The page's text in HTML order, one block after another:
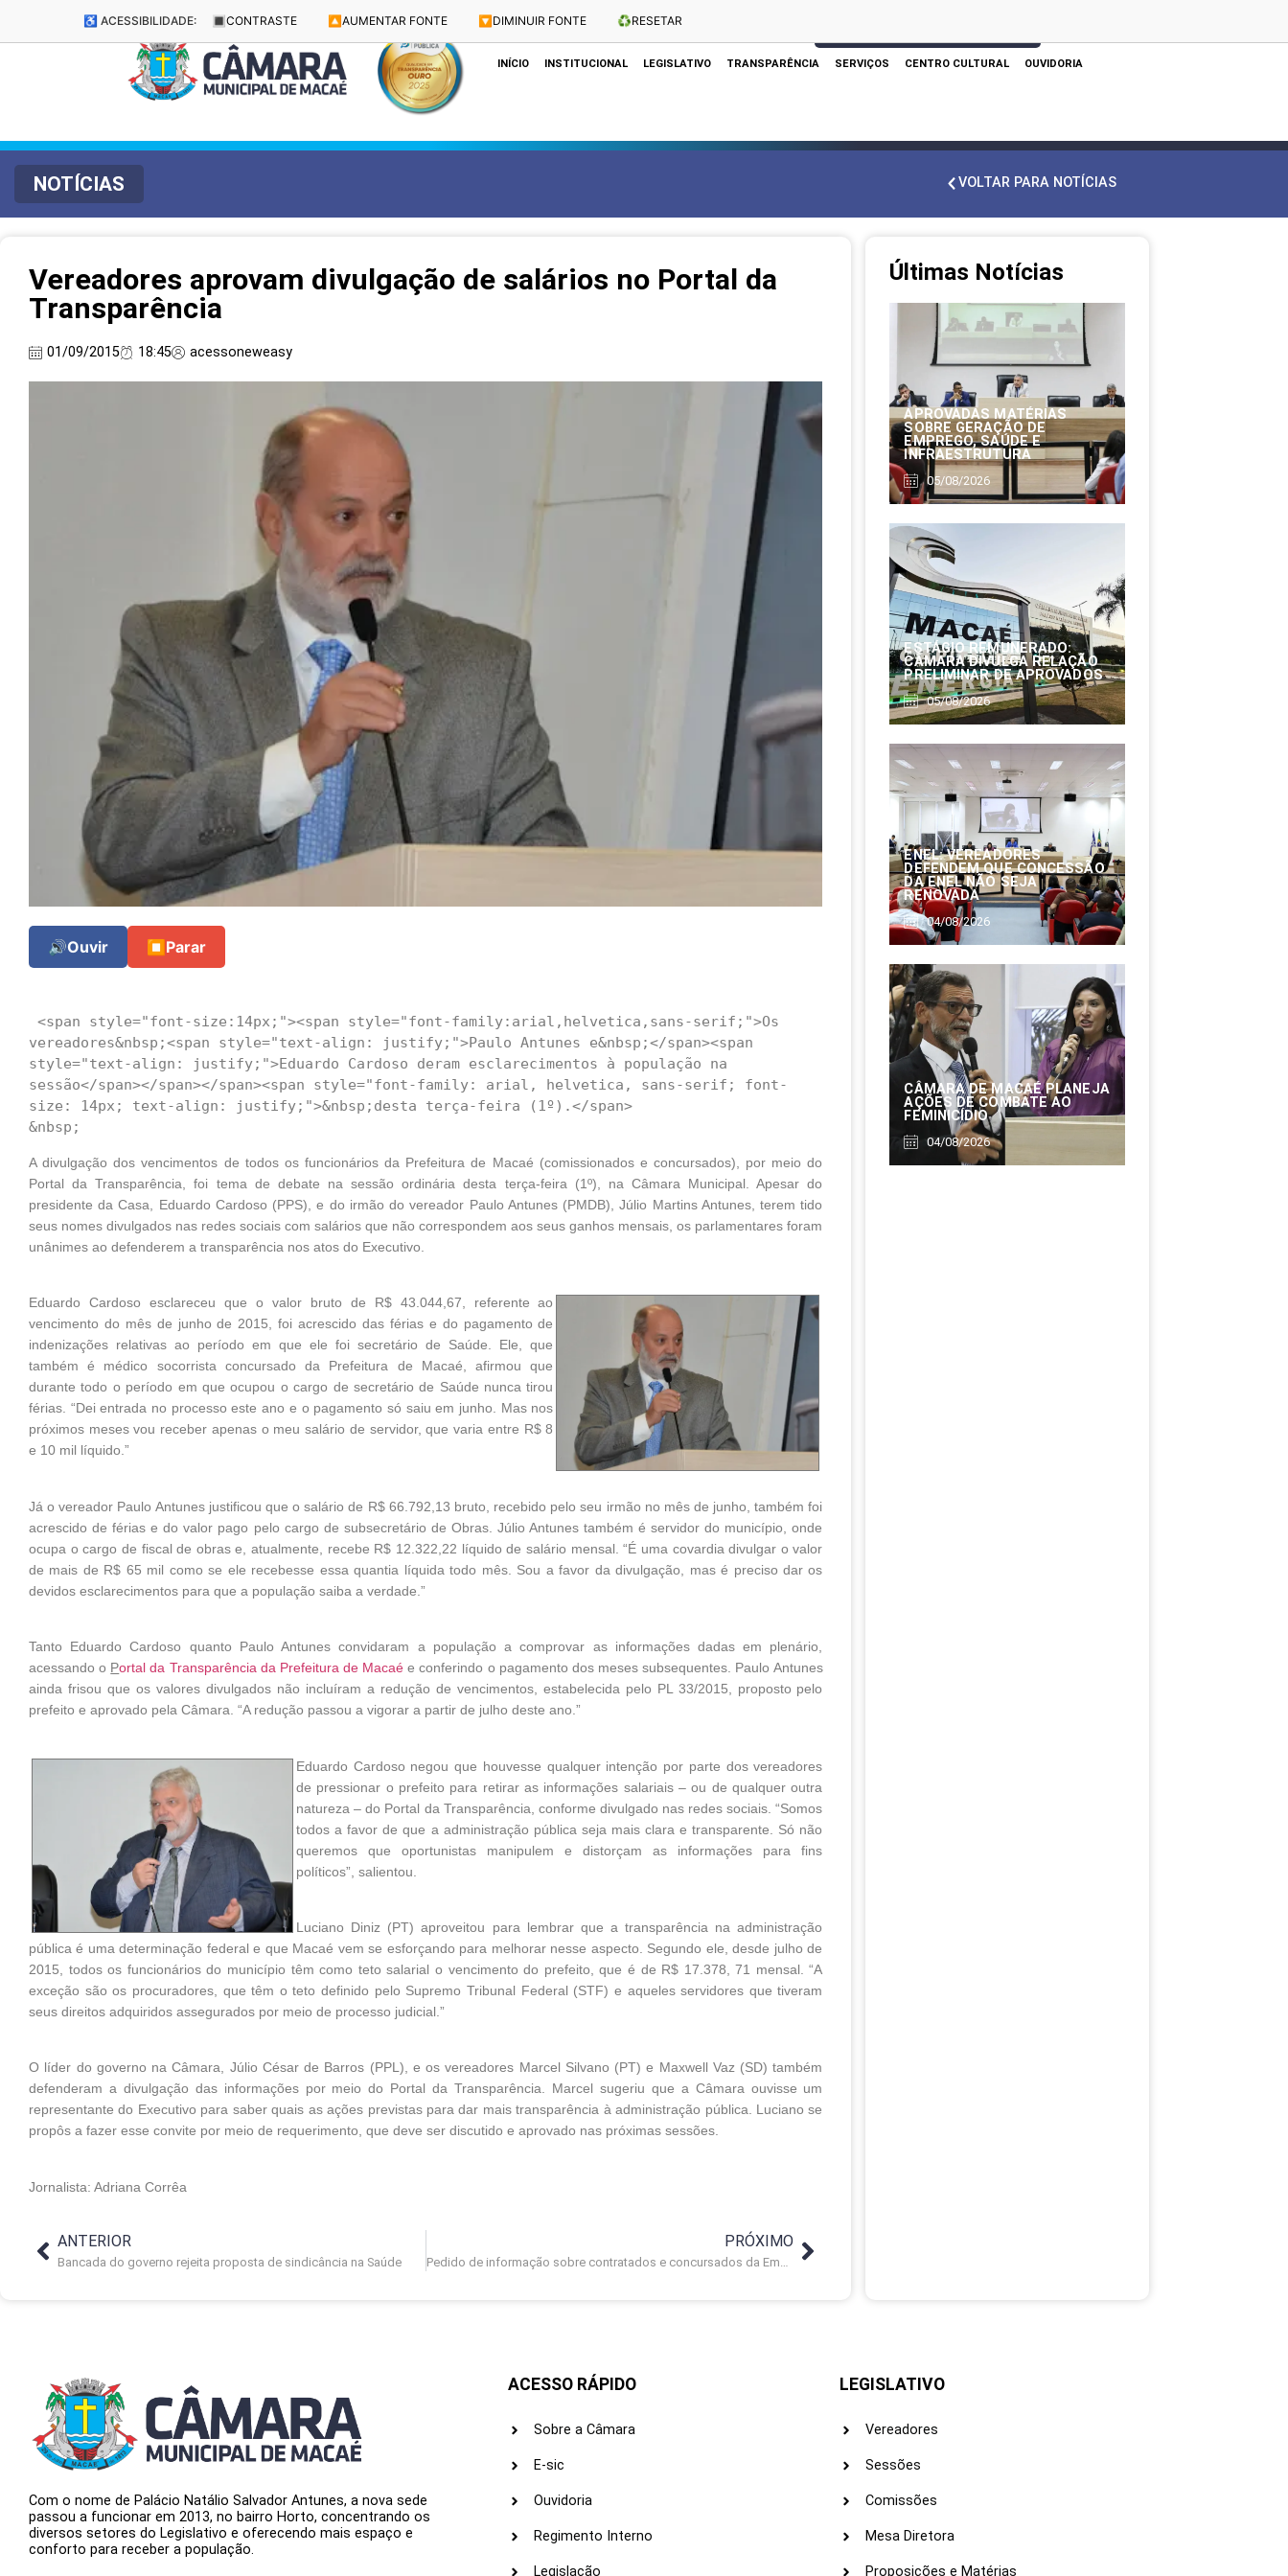
♿ ACESSIBILIDADE: 🔳 CONTRASTE 🔼 AUMENTAR FONTE 🔽 DIMINUIR FONTE ♻️RESETAR
Dias e Horários das Sessões: Terças e Quartas às 10h
INÍCIO INSTITUCIONAL LEGISLATIVO TRANSPARÊNCIA SERVIÇOS CENTRO CULTURAL OUVIDORIA
NOTÍCIAS VOLTAR PARA NOTÍCIAS
Vereadores aprovam divulgação de salários no Portal da
Transparência
01/09/2015 18:45 acessoneweasy
🔊Ouvir ⏹ Parar
vereadores&nbsp;<span style="text-align: justify;">Paulo Antunes e&nbsp;</span><span
style="text-align: justify;">Eduardo Cardoso deram esclarecimentos à população na
sessão</span></span></span><span style="font-family: arial, helvetica, sans-serif; font-
size: 14px; text-align: justify;">&nbsp;desta terça-feira (1º).</span>
A divulgação dos vencimentos de todos os funcionários da Prefeitura de Macaé (comissionados e concursados), por meio do
Portal da Transparência, foi tema de debate na sessão ordinária desta terça-feira (1º), na Câmara Municipal. Apesar do
presidente da Casa, Eduardo Cardoso (PPS), e do irmão do vereador Paulo Antunes (PMDB), Júlio Martins Antunes, terem tido
seus nomes divulgados nas redes sociais com salários que não correspondem aos seus ganhos mensais, os parlamentares foram
unânimes ao defenderem a transparência nos atos do Executivo.
Eduardo Cardoso esclareceu que o valor bruto de R$ 43.044,67, referente ao
vencimento do mês de junho de 2015, foi acrescido das férias e do pagamento de
indenizações relativas ao período em que ele foi secretário de Saúde. Ele, que
também é médico socorrista concursado da Prefeitura de Macaé, afirmou que
durante todo o período em que ocupou o cargo de secretário de Saúde nunca tirou
férias. “Dei entrada no processo este ano e o pagamento só saiu em junho. Mas nos
próximos meses vou receber apenas o meu salário de servidor, que varia entre R$ 8
e 10 mil líquido.”
Já o vereador Paulo Antunes justificou que o salário de R$ 66.792,13 bruto, recebido pelo seu irmão no mês de junho, também foi
acrescido de férias e do valor pago pelo cargo de subsecretário de Obras. Júlio Antunes também é servidor do município, onde
ocupa o cargo de fiscal de obras e, atualmente, recebe R$ 12.322,22 líquido de salário mensal. “É uma covardia divulgar o valor
de mais de R$ 65 mil como se ele recebesse essa quantia líquida todo mês. Sou a favor da divulgação, mas é preciso dar os
devidos esclarecimentos para que a população saiba a verdade.”
Tanto Eduardo Cardoso quanto Paulo Antunes convidaram a população a comprovar as informações dadas em plenário,
acessando o Portal da Transparência da Prefeitura de Macaé e conferindo o pagamento dos meses subsequentes. Paulo Antunes
ainda frisou que os valores divulgados não incluíram a redução de vencimentos, estabelecida pelo PL 33/2015, proposto pelo
prefeito e aprovado pela Câmara. “A redução passou a vigorar a partir de julho deste ano.”
Eduardo Cardoso negou que houvesse qualquer intenção por parte dos vereadores
de pressionar o prefeito para retirar as informações salariais – ou de qualquer outra
natureza – do Portal da Transparência, conforme divulgado nas redes sociais. “Somos
todos a favor de que a administração pública seja mais clara e transparente. Só não
queremos que oportunistas manipulem e distorçam as informações para fins
políticos”, salientou.
Luciano Diniz (PT) aproveitou para lembrar que a transparência na administração
pública é uma determinação federal e que Macaé vem se esforçando para melhorar nesse aspecto. Segundo ele, desde julho de
2015, todos os funcionários do município têm como teto salarial o vencimento do prefeito, que é de R$ 17.378, 71 mensal. “A
exceção são os procuradores, que têm o teto definido pelo Supremo Tribunal Federal (STF) e aqueles servidores que tiveram
seus direitos adquiridos assegurados por meio de processo judicial.”
O líder do governo na Câmara, Júlio César de Barros (PPL), e os vereadores Marcel Silvano (PT) e Maxwell Vaz (SD) também
defenderam a divulgação das informações por meio do Portal da Transparência. Marcel sugeriu que a Câmara ouvisse um
representante do Executivo para saber quais as ações previstas para dar mais transparência à administração pública. Luciano se
propôs a fazer esse convite por meio de requerimento, que deve ser discutido e aprovado nas próximas sessões.
Jornalista: Adriana Corrêa
ANTERIOR
Bancada do governo rejeita proposta de sindicância na Saúde
PRÓXIMO
Pedido de informação sobre contratados e concursados da Emart é negado
Últimas Notícias
APROVADAS MATÉRIAS
SOBRE GERAÇÃO DE
EMPREGO, SAÚDE E
INFRAESTRUTURA
05/08/2026
ESTÁGIO REMUNERADO:
CÂMARA DIVULGA RELAÇÃO
PRELIMINAR DE APROVADOS
05/08/2026
ENEL: VEREADORES
DEFENDEM QUE CONCESSÃO
DA ENEL NÃO SEJA
RENOVADA
04/08/2026
CÂMARA DE MACAÉ PLANEJA
AÇÕES DE COMBATE AO
FEMINICÍDIO
04/08/2026
Com o nome de Palácio Natálio Salvador Antunes, a nova sede
passou a funcionar em 2013, no bairro Horto, concentrando os
diversos setores do Legislativo e oferecendo mais espaço e
conforto para receber a população.
ACESSO RÁPIDO
Sobre a Câmara
E-sic
Ouvidoria
Regimento Interno
Legislação
LEGISLATIVO
Vereadores
Sessões
Comissões
Mesa Diretora
Proposições e Matérias